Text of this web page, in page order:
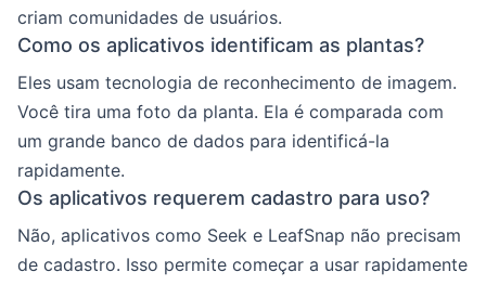
criam comunidades de usuários.
Como os aplicativos identificam as plantas?
Eles usam tecnologia de reconhecimento de imagem.
Você tira uma foto da planta. Ela é comparada com
um grande banco de dados para identificá-la
rapidamente.
Os aplicativos requerem cadastro para uso?
Não, aplicativos como Seek e LeafSnap não precisam
de cadastro. Isso permite começar a usar rapidamente